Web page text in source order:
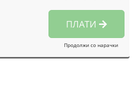
ПЛАТИ
Продолжи со нарачки